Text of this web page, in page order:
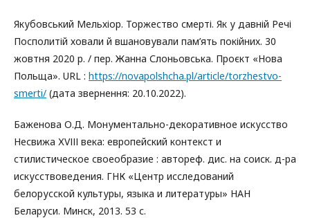
Якубовський Мельхіор. Торжество смерті. Як у давній Речі
Посполитій ховали й вшановували пам’ять покійних. 30
жовтня 2020 р. / пер. Жанна Слоньовська. Проєкт «Нова
Польща». URL : https://novapolshcha.pl/article/torzhestvo-
smerti/ (дата звернення: 20.10.2022).
Баженова О.Д. Монументально-декоративное искусство
Несвижа ХVІІІ века: европейский контекст и
стилистическое своеобразие : автореф. дис. на соиск. д-ра
искусствоведения. ГНК «Центр исследований
белорусской культуры, языка и литературы» НАН
Беларуси. Минск, 2013. 53 с.